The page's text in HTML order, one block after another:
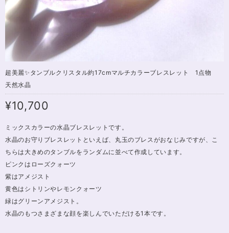
超美麗✨タンブルクリスタル約17cmマルチカラーブレスレット 1点物
天然水晶
¥10,700
ミックスカラーの水晶ブレスレットです。
水晶のお守りブレスレットといえば、丸玉のブレスがおなじみですが、こ
ちらは大きめのタンブルをランダムに並べて作成しています。
ピンクはローズクォーツ
紫はアメジスト
黄色はシトリンやレモンクォーツ
緑はグリーンアメジスト。
水晶のもつさまざまな顔を楽しんでいただける1本です。